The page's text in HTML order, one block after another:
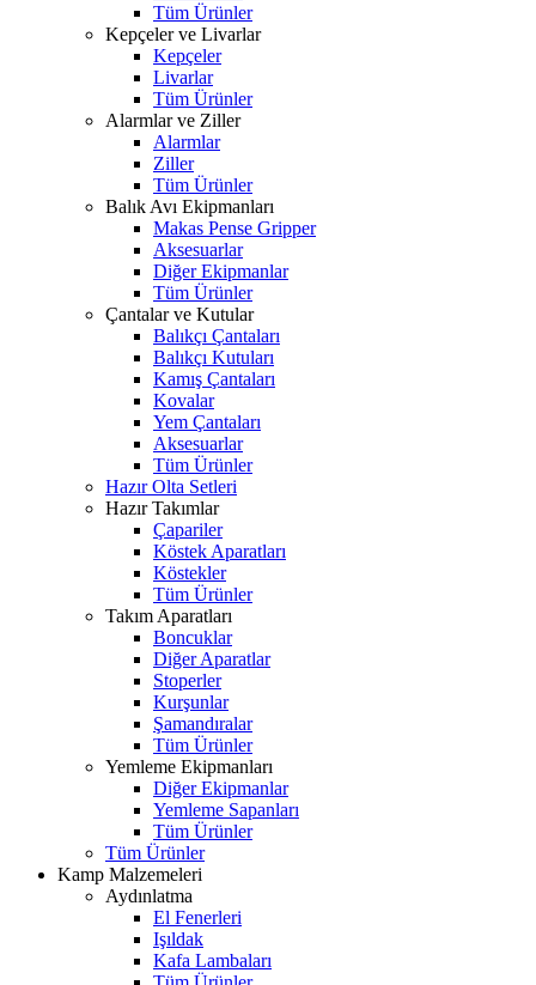
Tüm Ürünler
Kepçeler ve Livarlar
Kepçeler
Livarlar
Tüm Ürünler
Alarmlar ve Ziller
Alarmlar
Ziller
Tüm Ürünler
Balık Avı Ekipmanları
Makas Pense Gripper
Aksesuarlar
Diğer Ekipmanlar
Tüm Ürünler
Çantalar ve Kutular
Balıkçı Çantaları
Balıkçı Kutuları
Kamış Çantaları
Kovalar
Yem Çantaları
Aksesuarlar
Tüm Ürünler
Hazır Olta Setleri
Hazır Takımlar
Çapariler
Köstek Aparatları
Köstekler
Tüm Ürünler
Takım Aparatları
Boncuklar
Diğer Aparatlar
Stoperler
Kurşunlar
Şamandıralar
Tüm Ürünler
Yemleme Ekipmanları
Diğer Ekipmanlar
Yemleme Sapanları
Tüm Ürünler
Tüm Ürünler
Kamp Malzemeleri
Aydınlatma
El Fenerleri
Işıldak
Kafa Lambaları